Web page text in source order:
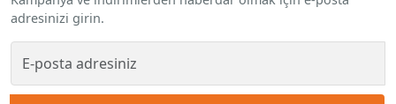
adresinizi girin.